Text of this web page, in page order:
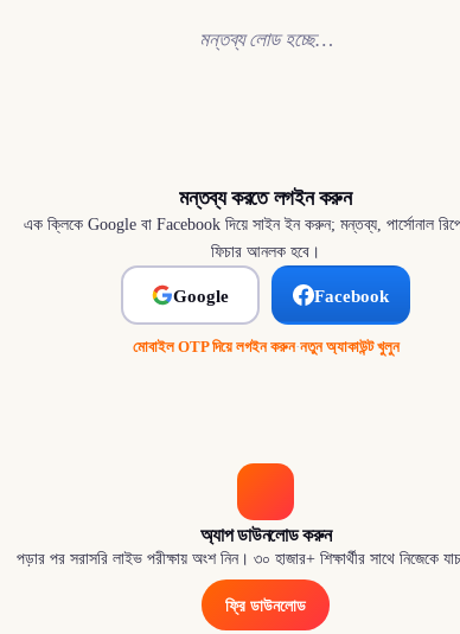
মন্তব্য লোড হচ্ছে…
মন্তব্য করতে লগইন করুন
এক ক্লিকে Google বা Facebook দিয়ে সাইন ইন করুন; মন্তব্য, পার্সোনাল
ফিচার আনলক হবে।
Google Facebook
মোবাইল OTP দিয়ে লগইন করুন·নতুন অ্যাকাউন্ট খুলুন
অ্যাপ ডাউনলোড করুন
পড়ার পর সরাসরি লাইভ পরীক্ষায় অংশ নিন। ৩০ হাজার+ শিক্ষার্থীর সাথে নিজেকে
ফ্রি ডাউনলোড